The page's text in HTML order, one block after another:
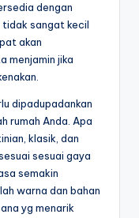
dengan
sangat kecil
akan
menjamin jika
dipadupadankan
rumah Anda. Apa
klasik, dan
sesuai gaya
semakin
warna dan bahan
yg menarik